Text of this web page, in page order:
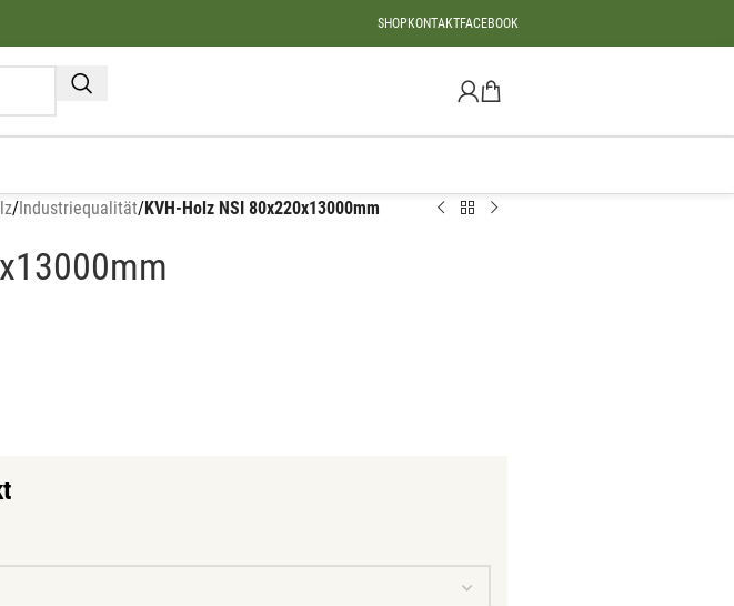
SHOPKONTAKTFACEBOOK
/Industriequalität/KVH-Holz NSI 80x220x13000mm